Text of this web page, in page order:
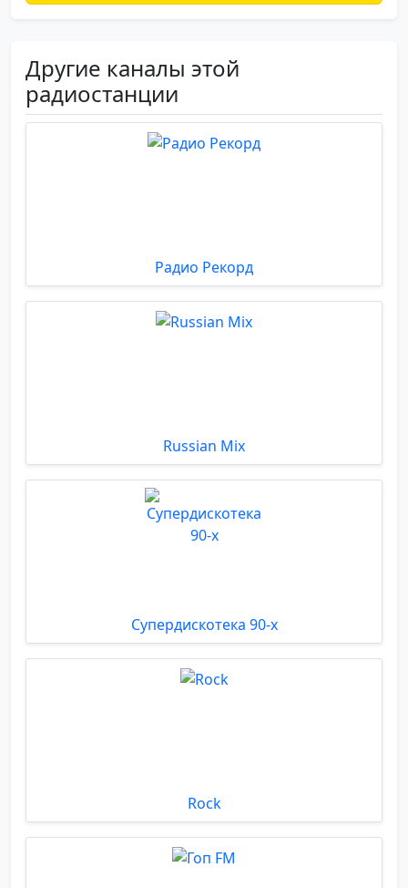
Другие каналы этой
радиостанции
Радио Рекорд
Russian Mix
Супердискотека 90-х
Rock